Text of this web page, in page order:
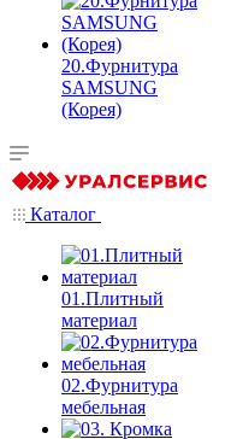
20.Фурнитура
SAMSUNG
(Корея)
Каталог
01.Плитный
материал
02.Фурнитура
мебельная